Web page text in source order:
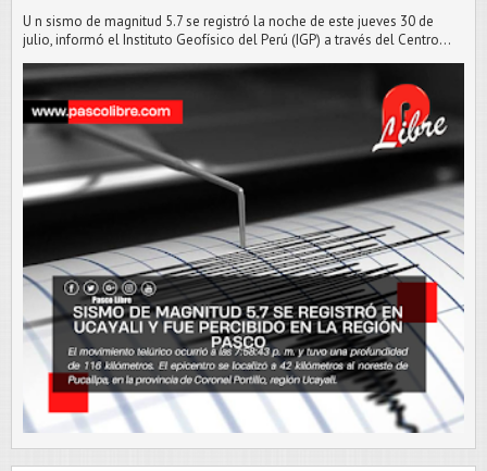
U n sismo de magnitud 5.7 se registró la noche de este jueves 30 de
julio, informó el Instituto Geofísico del Perú (IGP) a través del Centro...